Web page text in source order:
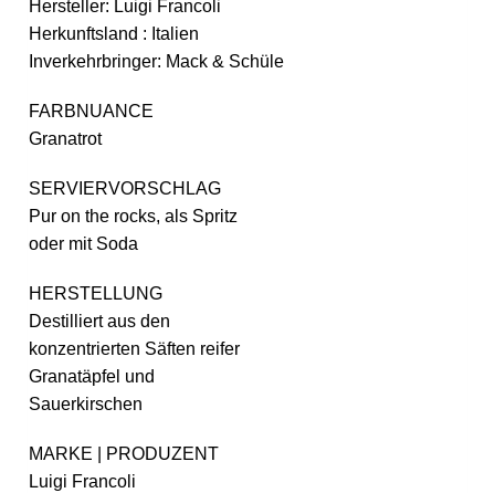
Hersteller: Luigi Francoli
Herkunftsland : Italien
Inverkehrbringer: Mack & Schüle
FARBNUANCE
Granatrot
SERVIERVORSCHLAG
Pur on the rocks, als Spritz
oder mit Soda
HERSTELLUNG
Destilliert aus den
konzentrierten Säften reifer
Granatäpfel und
Sauerkirschen
MARKE | PRODUZENT
Luigi Francoli